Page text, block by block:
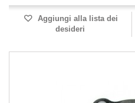
Aggiungi alla lista dei
desideri